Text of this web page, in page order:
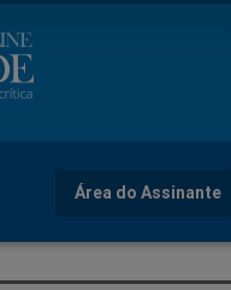
Área do Assinante